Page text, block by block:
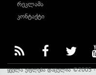
რეკლამა
კონტაქტი
ყველა უფლება დაცულია ©2005